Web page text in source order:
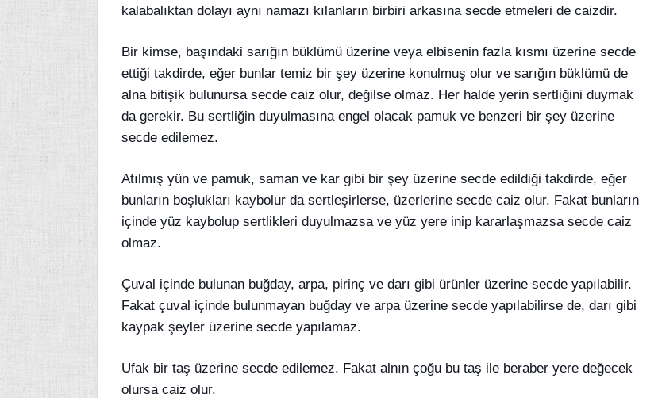
kalabalıktan dolayı aynı namazı kılanların birbiri arkasına secde etmeleri de caizdir.
Bir kimse, başındaki sarığın büklümü üzerine veya elbisenin fazla kısmı üzerine secde
ettiği takdirde, eğer bunlar temiz bir şey üzerine konulmuş olur ve sarığın büklümü de
alna bitişik bulunursa secde caiz olur, değilse olmaz. Her halde yerin sertliğini duymak
da gerekir. Bu sertliğin duyulmasına engel olacak pamuk ve benzeri bir şey üzerine
secde edilemez.
Atılmış yün ve pamuk, saman ve kar gibi bir şey üzerine secde edildiği takdirde, eğer
bunların boşlukları kaybolur da sertleşirlerse, üzerlerine secde caiz olur. Fakat bunların
içinde yüz kaybolup sertlikleri duyulmazsa ve yüz yere inip kararlaşmazsa secde caiz
olmaz.
Çuval içinde bulunan buğday, arpa, pirinç ve darı gibi ürünler üzerine secde yapılabilir.
Fakat çuval içinde bulunmayan buğday ve arpa üzerine secde yapılabilirse de, darı gibi
kaypak şeyler üzerine secde yapılamaz.
Ufak bir taş üzerine secde edilemez. Fakat alnın çoğu bu taş ile beraber yere değecek
olursa caiz olur.